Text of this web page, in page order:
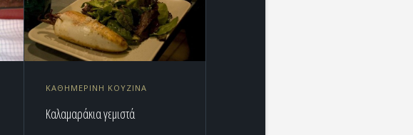
ΚΑΘΗΜΕΡΙΝΗ ΚΟΥΖΙΝΑ
Καλαμαράκια γεμιστά